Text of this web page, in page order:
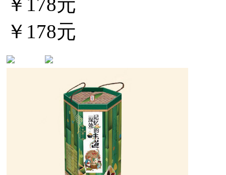
￥178元